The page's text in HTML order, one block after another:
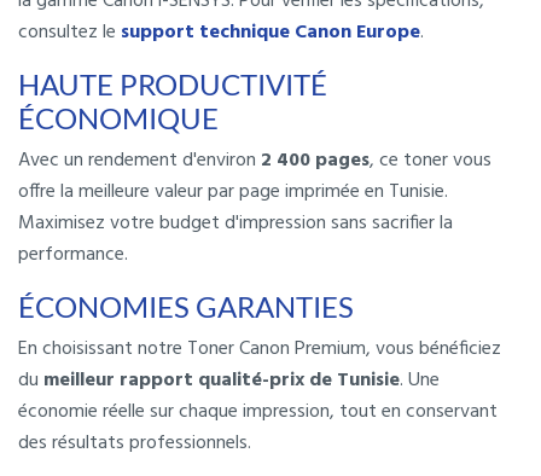
consultez le support technique Canon Europe.
HAUTE PRODUCTIVITÉ
ÉCONOMIQUE
Avec un rendement d'environ 2 400 pages, ce toner vous
offre la meilleure valeur par page imprimée en Tunisie.
Maximisez votre budget d'impression sans sacrifier la
performance.
ÉCONOMIES GARANTIES
En choisissant notre Toner Canon Premium, vous bénéficiez
du meilleur rapport qualité-prix de Tunisie. Une
économie réelle sur chaque impression, tout en conservant
des résultats professionnels.